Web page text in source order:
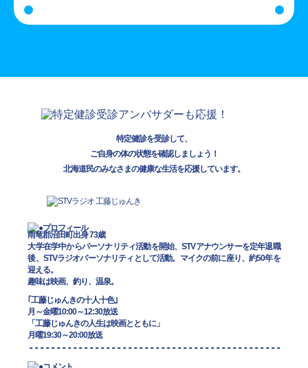
特定健診を受診して、
ご自身の体の状態を確認しましょう！
北海道民のみなさまの健康な生活を応援しています。
雨竜郡沼田町出身 73歳
大学在学中からパーソナリティ活動を開始、STVアナウンサーを定年退職
後、STVラジオパーソナリティとして活動。マイクの前に座り、約50年を
迎える。
趣味は映画、釣り、温泉。
｢工藤じゅんきの十人十色｣
月～金曜10:00～12:30放送
「工藤じゅんきの人生は映画とともに」
月曜19:30～20:00放送